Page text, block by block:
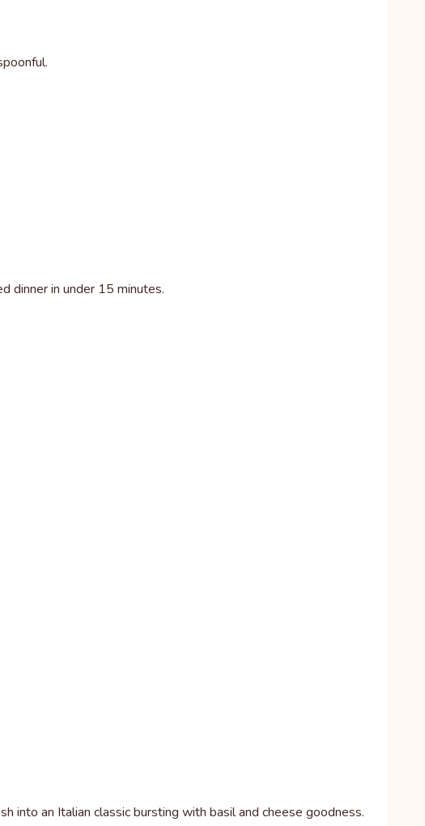
dinner in under 15 minutes.
into an Italian classic bursting with basil and cheese goodness.